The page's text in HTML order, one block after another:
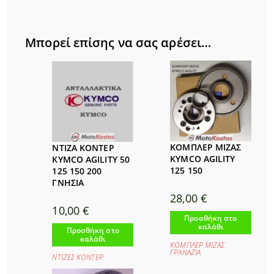
Μπορεί επίσης να σας αρέσει…
ΝΤΙΖΑ ΚΟΝΤΕΡ
KYMCO AGILITY 50
125 150 200
ΓΝΗΣΙΑ
10,00€
Προσθήκη στο
καλάθι
ΝΤΙΖΕΣ ΚΟΝΤΕΡ
ΚΟΜΠΛΕΡ ΜΙΖΑΣ
KYMCO AGILITY
125 150
28,00 €
Προσθήκη στο
καλάθι
ΚΟΜΠΛΕΡ ΜΙΖΑΣ
ΓΡΑΝΑΖΙΑ